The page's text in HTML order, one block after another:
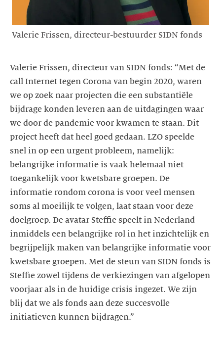
Valerie Frissen, directeur-bestuurder SIDN fonds
Valerie Frissen, directeur van SIDN fonds: “Met de
call Internet tegen Corona van begin 2020, waren
we op zoek naar projecten die een substantiële
bijdrage konden leveren aan de uitdagingen waar
we door de pandemie voor kwamen te staan. Dit
project heeft dat heel goed gedaan. LZO speelde
snel in op een urgent probleem, namelijk:
belangrijke informatie is vaak helemaal niet
toegankelijk voor kwetsbare groepen. De
informatie rondom corona is voor veel mensen
soms al moeilijk te volgen, laat staan voor deze
doelgroep. De avatar Steffie speelt in Nederland
inmiddels een belangrijke rol in het inzichtelijk en
begrijpelijk maken van belangrijke informatie voor
kwetsbare groepen. Met de steun van SIDN fonds is
Steffie zowel tijdens de verkiezingen van afgelopen
voorjaar als in de huidige crisis ingezet. We zijn
blij dat we als fonds aan deze succesvolle